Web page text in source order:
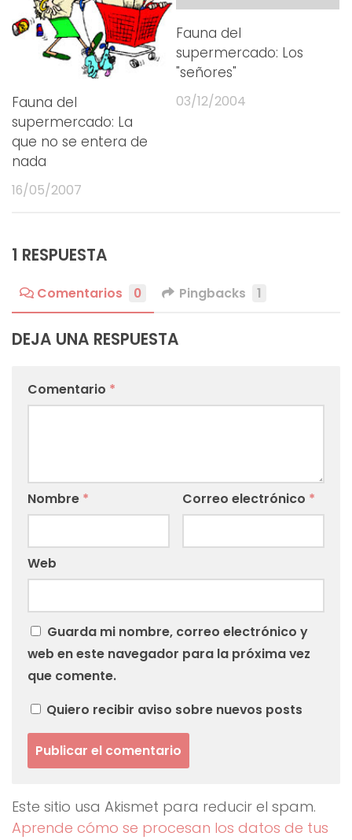
Fauna del
supermercado: La
que no se entera de
nada
16/05/2007
Fauna del
supermercado: Los
"señores"
03/12/2004
1 RESPUESTA
Comentarios 0 Pingbacks 1
DEJA UNA RESPUESTA
Comentario *
Nombre * Correo electrónico *
Web
Guarda mi nombre, correo electrónico y
web en este navegador para la próxima vez
que comente.
Quiero recibir aviso sobre nuevos posts
Este sitio usa Akismet para reducir el spam.
Aprende cómo se procesan los datos de tus